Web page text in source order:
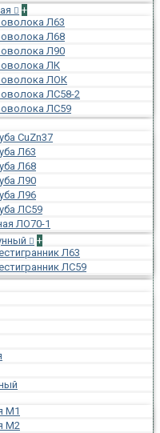
+
Л63
Л68
Л90
ЛК
ЛОК
ЛС58-2
ЛС59
CuZn37
Л63
Л68
Л90
Л96
ЛС59
ЛО70-1
+
Л63
ЛС59
М1
М2